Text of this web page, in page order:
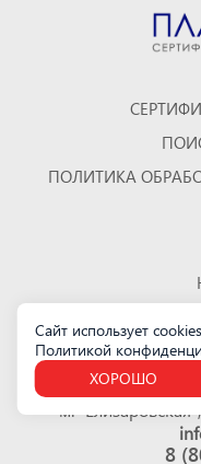
ПОЛИТИКА
м.
8
Сайт использует
Политикой
ХОРОШО